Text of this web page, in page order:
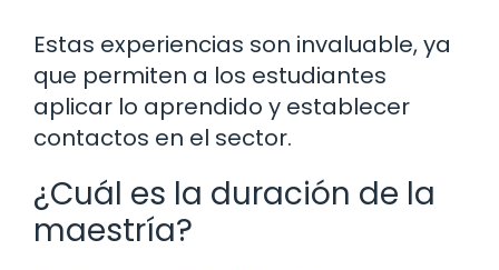
Estas experiencias son invaluable, ya
que permiten a los estudiantes
aplicar lo aprendido y establecer
contactos en el sector.
¿Cuál es la duración de la
maestría?